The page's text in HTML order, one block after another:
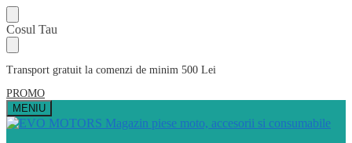
Skip
to
navigation
Skip
to
content
Cosul Tau
Transport gratuit la comenzi de minim 500 Lei
PROMO
MENIU